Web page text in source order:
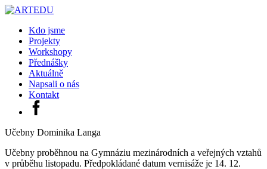
Kdo jsme
Projekty
Workshopy
Přednášky
Aktuálně
Napsali o nás
Kontakt
Učebny Dominika Langa
Učebny proběhnou na Gymnáziu mezinárodních a veřejných vztahů
v průběhu listopadu. Předpokládané datum vernisáže je 14. 12.